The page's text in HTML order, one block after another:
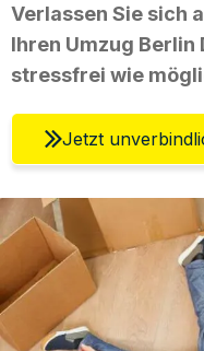
Verlassen Sie sich
Ihren Umzug
stressfrei wie
Jetzt